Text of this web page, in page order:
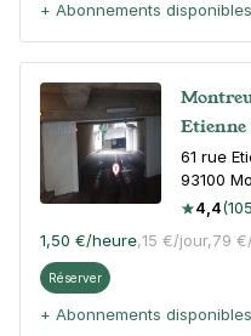
+ Abonnements disponibles
61 rue
93100
4,4
1,50 €/heure,15 €/jour,79
Réserver
+ Abonnements disponibles